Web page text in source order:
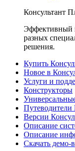
Консультант
Эффективный
разных
решения.
Купить
Новое в
Услуги и
Конструкторы
Путеводители
Версии
Описание
Описание
Скачать демо-